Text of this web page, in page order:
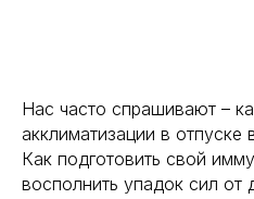
Нас часто спрашивают –
акклиматизации в отпуске
Как подготовить свой
восполнить упадок сил от